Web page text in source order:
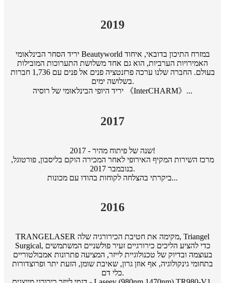
2019
יריד הסחר הבינלאומי Beautyworld במזרח התיכון בדובאי, איחוד
האמירויות הערביות, הוא גם אחד משלושת התערוכות המובילות
בעולם. החברה שלנו ערכה פרזנטציה פנים אל פנים עם 1,736 חברות
בשלושה ימים.
יריד היופי הבינלאומי של רוסיה 《InterCHARM》...
2017
2017 - שנה של פיתוח מהיר!
מרכז השירות המקיף האירופי לאחר המכירה הוקם בליסבון, פורטוגל,
בנובמבר 2017.
ביקרתי בהצלחה לקוחות בהודו עם מכונות...
2016
TRANGELASER מקימה את חטיבת הכירורגיה שלה, Triangel
Surgical, כדי להציע הליכים כירורגיים זעיר פולשניים המשתמשים
בעוצמה ובדיוק של טכנולוגיית לייזר, המציעה פתרונות אמבולטוריים
בתחומי גינקולוגיה, אף אוזן גרון, שאיבת שומן, הזעת יתר ופרוצדורות
כלי דם.